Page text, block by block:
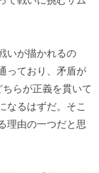
いが描かれるの
っており、矛盾が
らが正義を貫いて
なるはずだ。そこ
理由の一つだと思